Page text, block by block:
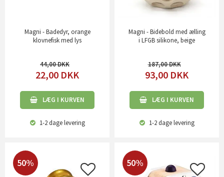
Magni - Badedyr, orange
klovnefisk med lys
44,00
22,00 DKK
LÆG I KURVEN
1-2 dagelevering
Magni - Bidebold med ælling
i LFGB silikone, beige
187,00
93,00 DKK
LÆG I KURVEN
1-2 dagelevering
50% 50%